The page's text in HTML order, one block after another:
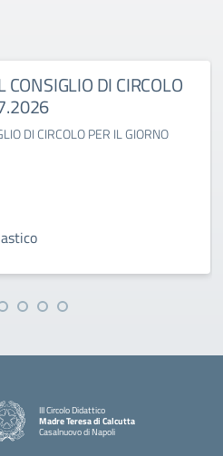
DI CIRCOLO
DI CIRCOLO PER IL GIORNO
III Circolo Didattico
Madre Teresa di Calcutta
Casalnuovo di Napoli
— Visita la pagina iniziale della scuola